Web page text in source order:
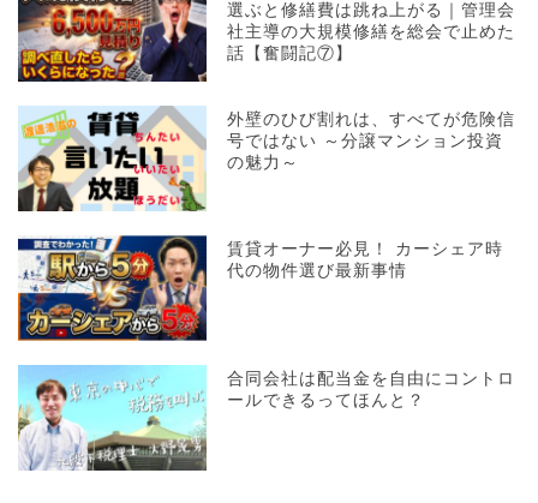
選ぶと修繕費は跳ね上がる｜管理会
社主導の大規模修繕を総会で止めた
話【奮闘記⑦】
外壁のひび割れは、すべてが危険信
号ではない ～分譲マンション投資
の魅力～
賃貸オーナー必見！ カーシェア時
代の物件選び最新事情
合同会社は配当金を自由にコントロ
ールできるってほんと？